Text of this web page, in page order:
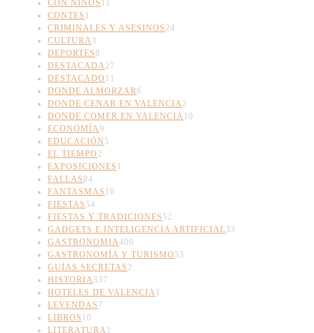
CON NIÑOS 11
CONTES 1
CRIMINALES Y ASESINOS 24
CULTURA3
DEPORTES8
DESTACADA27
DESTACADO 11
DONDE ALMORZAR6
DONDE CENAR EN VALENCIA2
DONDE COMER EN VALENCIA10
ECONOMÍA9
EDUCACIÓN 5
EL TIEMPO 2
EXPOSICIONES 1
FALLAS84
FANTASMAS 10
FIESTAS 54
FIESTAS Y TRADICIONES 52
GADGETS E INTELIGENCIA ARTIFICIAL33
GASTRONOMIA400
GASTRONOMÍA Y TURISMO 53
GUÍAS SECRETAS 2
HISTORIA337
HOTELES DE VALENCIA1
LEYENDAS 7
LIBROS 10
LITERATURA1